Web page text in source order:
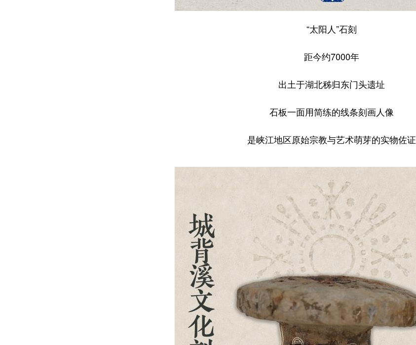
“太阳人”石刻
距今约7000年
出土于湖北秭归东门头遗址
石板一面用简练的线条刻画人像
是峡江地区原始宗教与艺术萌芽的实物佐证